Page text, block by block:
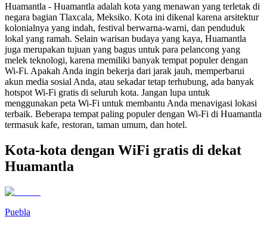
Huamantla - Huamantla adalah kota yang menawan yang terletak di
negara bagian Tlaxcala, Meksiko. Kota ini dikenal karena arsitektur
kolonialnya yang indah, festival berwarna-warni, dan penduduk
lokal yang ramah. Selain warisan budaya yang kaya, Huamantla
juga merupakan tujuan yang bagus untuk para pelancong yang
melek teknologi, karena memiliki banyak tempat populer dengan
Wi-Fi. Apakah Anda ingin bekerja dari jarak jauh, memperbarui
akun media sosial Anda, atau sekadar tetap terhubung, ada banyak
hotspot Wi-Fi gratis di seluruh kota. Jangan lupa untuk
menggunakan peta Wi-Fi untuk membantu Anda menavigasi lokasi
terbaik. Beberapa tempat paling populer dengan Wi-Fi di Huamantla
termasuk kafe, restoran, taman umum, dan hotel.
Kota-kota dengan WiFi gratis di dekat
Huamantla
Puebla